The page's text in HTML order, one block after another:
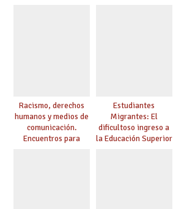
Racismo, derechos
humanos y medios de
comunicación.
Encuentros para
Estudiantes
Migrantes: El
dificultoso ingreso a
la Educación Superior